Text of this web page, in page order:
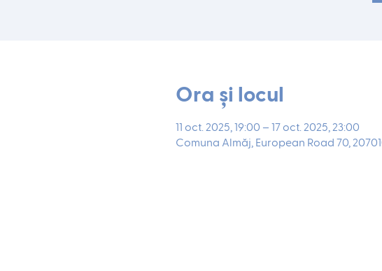
Ora și locul
11 oct. 2025, 19:00 – 17 oct. 2025, 23:00
Comuna Almăj, European Road 70,